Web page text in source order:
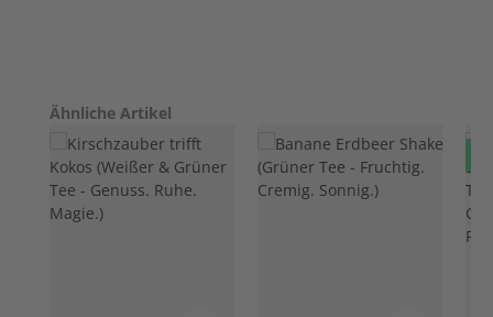
Produktgalerie überspringen
Ähnliche Artikel